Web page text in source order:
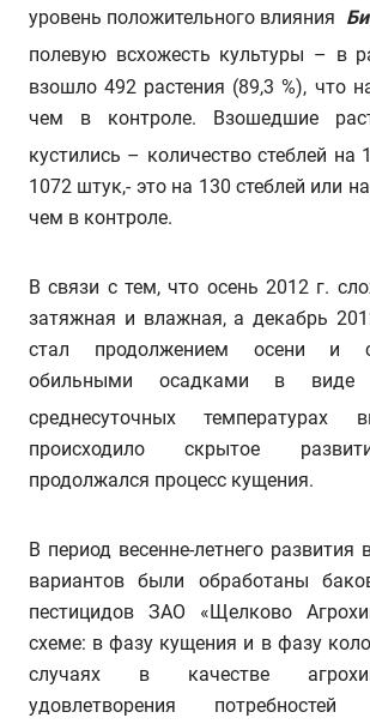
уровень положительного влияния
полевую всхожесть культуры – в
взошло 492 растения (89,3 %), что
чем в контроле. Взошедшие
кустились – количество стеблей на
1072 штук,- это на 130 стеблей или
чем в контроле.
В связи с тем, что осень 2012 г.
затяжная и влажная, а декабрь
стал продолжением осени и
обильными осадками в
среднесуточных
происходило скрытое
продолжался процесс кущения.
В период весенне-летнего
вариантов были обработаны
пестицидов ЗАО «Щелково
схеме: в фазу кущения и в фазу
случаях в качестве
удовлетворения